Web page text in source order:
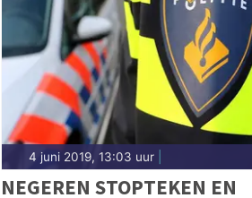
4 juni 2019, 13:03 uur|
NEGEREN STOPTEKEN EN